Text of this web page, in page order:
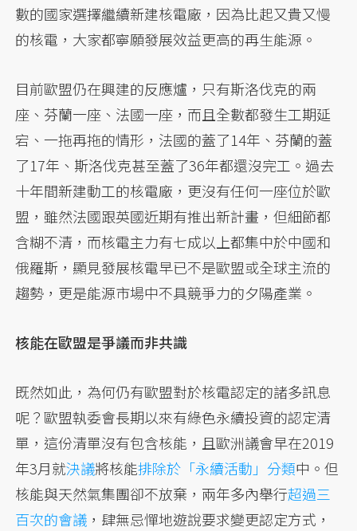
數的國家選擇繼續新建核電廠，因為比起又貴又慢
的核電，大家都寧願發展效益更高的再生能源。
目前歐盟仍在興建的反應爐，只有斯洛伐克的兩
座、芬蘭一座、法國一座，而且全數都發生工期延
宕、一拖再拖的情形，法國的蓋了14年、芬蘭的蓋
了17年、斯洛伐克甚至蓋了36年都還沒完工。過去
十年間新建動工的核電廠，更沒有任何一座位於歐
盟，雖然法國跟英國近期有推出新計畫，但細節都
含糊不清，而核電主力有七成以上都集中於中國和
俄羅斯，顯見發展核電早已不是歐盟或全球主流的
趨勢，更是能源市場中不具競爭力的夕陽產業。
核能在歐盟是爭議而非共識
既然如此，為何仍有歐盟對於核電認定的諸多訊息
呢？歐盟執委會長期以來有綠色永續投資的認定清
單，這份清單沒有包含核能，且歐洲議會早在2019
年3月就決議將核能排除於「永續活動」分類中。但
核能與天然氣集團卻不放棄，兩年多內舉行超過三
百次的會議 ，肆無忌憚地遊說要求變更認定方式，